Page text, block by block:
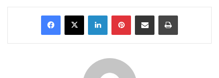
Facebook
X LinkedInPinterestShare via Email Print